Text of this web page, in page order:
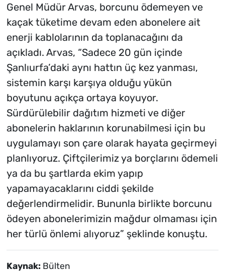
Genel Müdür Arvas, borcunu ödemeyen ve
kaçak tüketime devam eden abonelere ait
enerji kablolarının da toplanacağını da
açıkladı. Arvas, “Sadece 20 gün içinde
Şanlıurfa’daki aynı hattın üç kez yanması,
sistemin karşı karşıya olduğu yükün
boyutunu açıkça ortaya koyuyor.
Sürdürülebilir dağıtım hizmeti ve diğer
abonelerin haklarının korunabilmesi için bu
uygulamayı son çare olarak hayata geçirmeyi
planlıyoruz. Çiftçilerimiz ya borçlarını ödemeli
ya da bu şartlarda ekim yapıp
yapamayacaklarını ciddi şekilde
değerlendirmelidir. Bununla birlikte borcunu
ödeyen abonelerimizin mağdur olmaması için
her türlü önlemi alıyoruz” şeklinde konuştu.
Kaynak: Bülten